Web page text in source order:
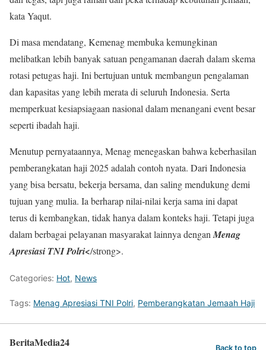
kata Yaqut.
Di masa mendatang, Kemenag membuka kemungkinan
melibatkan lebih banyak satuan pengamanan daerah dalam skema
rotasi petugas haji. Ini bertujuan untuk membangun pengalaman
dan kapasitas yang lebih merata di seluruh Indonesia. Serta
memperkuat kesiapsiagaan nasional dalam menangani event besar
seperti ibadah haji.
Menutup pernyataannya, Menag menegaskan bahwa keberhasilan
pemberangkatan haji 2025 adalah contoh nyata. Dari Indonesia
yang bisa bersatu, bekerja bersama, dan saling mendukung demi
tujuan yang mulia. Ia berharap nilai-nilai kerja sama ini dapat
terus di kembangkan, tidak hanya dalam konteks haji. Tetapi juga
dalam berbagai pelayanan masyarakat lainnya dengan Menag
Apresiasi TNI Polri</strong>.
Categories: Hot, News
Tags: Menag Apresiasi TNI Polri, Pemberangkatan Jemaah Haji
BeritaMedia24 Back to top